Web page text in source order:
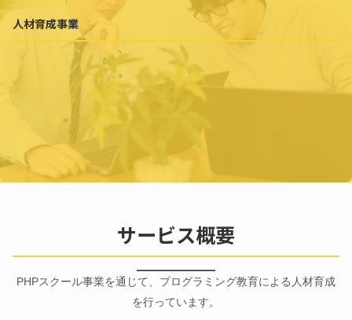
人材育成事業
サービス概要
PHPスクール事業を通じて、プログラミング教育による人材育成
を行っています。